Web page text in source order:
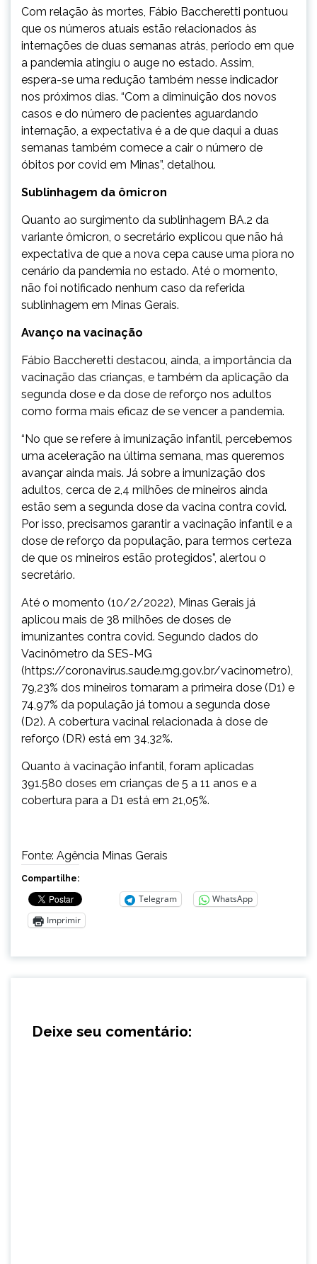
Com relação às mortes, Fábio Baccheretti pontuou
que os números atuais estão relacionados às
internações de duas semanas atrás, período em que
a pandemia atingiu o auge no estado. Assim,
espera-se uma redução também nesse indicador
nos próximos dias. “Com a diminuição dos novos
casos e do número de pacientes aguardando
internação, a expectativa é a de que daqui a duas
semanas também comece a cair o número de
óbitos por covid em Minas”, detalhou.
Sublinhagem da ômicron
Quanto ao surgimento da sublinhagem BA.2 da
variante ômicron, o secretário explicou que não há
expectativa de que a nova cepa cause uma piora no
cenário da pandemia no estado. Até o momento,
não foi notificado nenhum caso da referida
sublinhagem em Minas Gerais.
Avanço na vacinação
Fábio Baccheretti destacou, ainda, a importância da
vacinação das crianças, e também da aplicação da
segunda dose e da dose de reforço nos adultos
como forma mais eficaz de se vencer a pandemia.
“No que se refere à imunização infantil, percebemos
uma aceleração na última semana, mas queremos
avançar ainda mais. Já sobre a imunização dos
adultos, cerca de 2,4 milhões de mineiros ainda
estão sem a segunda dose da vacina contra covid.
Por isso, precisamos garantir a vacinação infantil e a
dose de reforço da população, para termos certeza
de que os mineiros estão protegidos”, alertou o
secretário.
Até o momento (10/2/2022), Minas Gerais já
aplicou mais de 38 milhões de doses de
imunizantes contra covid. Segundo dados do
Vacinômetro da SES-MG
(https://coronavirus.saude.mg.gov.br/vacinometro),
79,23% dos mineiros tomaram a primeira dose (D1) e
74,97% da população já tomou a segunda dose
(D2). A cobertura vacinal relacionada à dose de
reforço (DR) está em 34,32%.
Quanto à vacinação infantil, foram aplicadas
391.580 doses em crianças de 5 a 11 anos e a
cobertura para a D1 está em 21,05%.
Fonte: Agência Minas Gerais
Compartilhe:
Telegram
WhatsApp
Imprimir
Deixe seu comentário: